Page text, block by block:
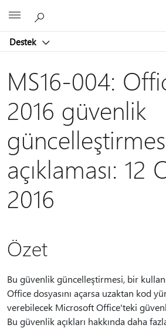
Destek
MS16-004:
2016 güvenlik
açıklaması: 12
2016
Özet
Bu güvenlik güncelleştirmesi, bir
Office dosyasını açarsa uzaktan kod
verebilecek Microsoft Office'teki
Bu güvenlik açıkları hakkında daha